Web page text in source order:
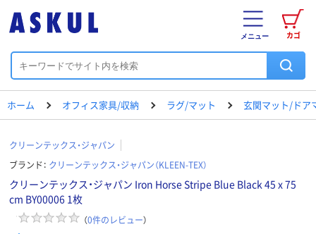
カゴ
メニュー
ホーム オフィス家具/収納 ラグ/マット 玄関マット/ドア
クリーンテックス・ジャパン
ブランド： クリーンテックス・ジャパン（KLEEN-TEX）
クリーンテックス・ジャパン Iron Horse Stripe Blue Black 45 x 75
cm BY00006 1枚
（0件のレビュー）